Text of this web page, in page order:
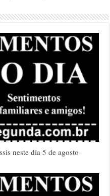
neste dia 5 de agosto